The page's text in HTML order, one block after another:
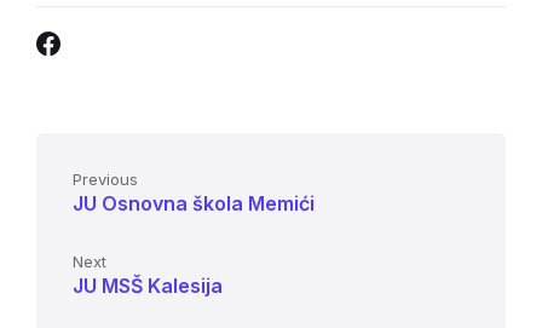
Facebook
Previous
JU Osnovna škola Memići
Next
JU MSŠ Kalesija